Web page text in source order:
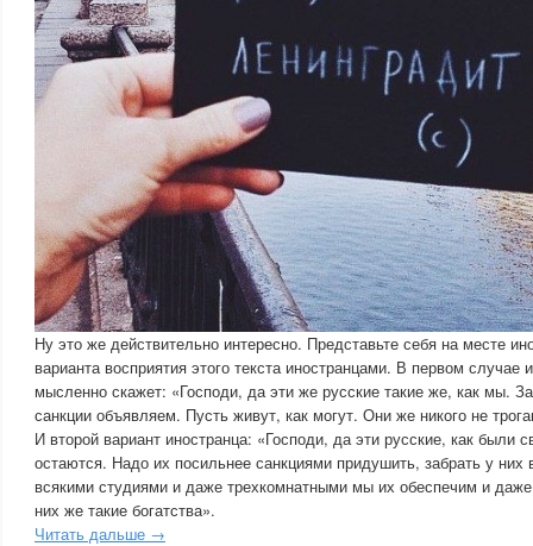
Ну это же действительно интересно. Представьте себя на месте
варианта восприятия этого текста иностранцами. В первом случае
мысленно скажет: «Господи, да эти же русские такие же, как мы.
санкции объявляем. Пусть живут, как могут. Они же никого не
И второй вариант иностранца: «Господи, да эти русские, как были
остаются. Надо их посильнее санкциями придушить, забрать у них
всякими студиями и даже трехкомнатными мы их обеспечим и
них же такие богатства».
Читать дальше →